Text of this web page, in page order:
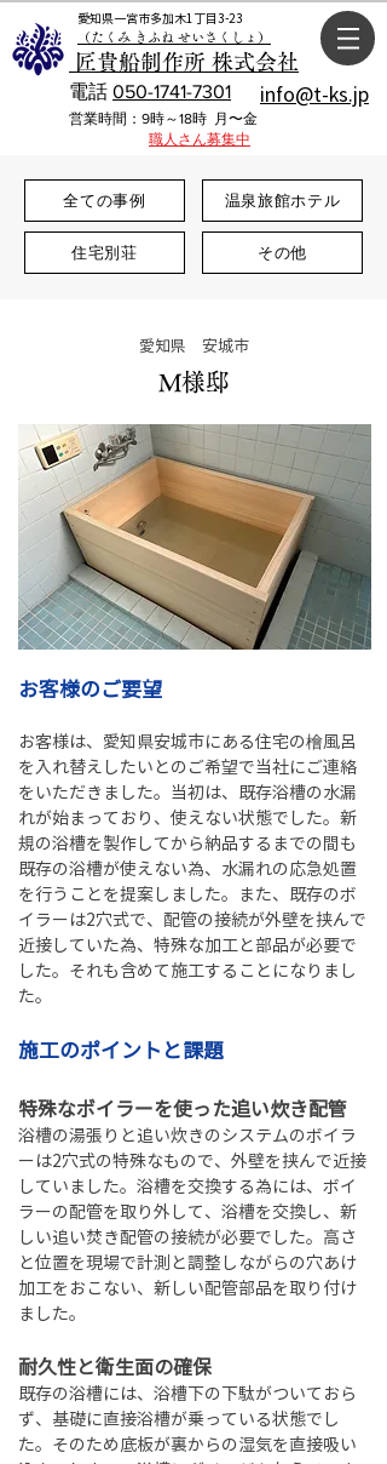
愛知県一宮市多加木1丁目3-23
（たくみ きふね せいさくしょ）
匠貴船制作所 株式会社
電話 050-1741-7301 info@t-ks.jp
​営業時間：9時～18時 月〜金
職人さん募集中
全ての事例
住宅別荘
温泉旅館ホテル
その他
愛知県 安城市
M様邸
お客様のご要望
お客様は、愛知県安城市にある住宅の檜風呂
を入れ替えしたいとのご希望で当社にご連絡
をいただきました。当初は、既存浴槽の水漏
れが始まっており、使えない状態でした。新
規の浴槽を製作してから納品するまでの間も
既存の浴槽が使えない為、水漏れの応急処置
を行うことを提案しました。また、既存のボ
イラーは2穴式で、配管の接続が外壁を挟んで
近接していた為、特殊な加工と部品が必要で
した。それも含めて施工することになりまし
た。
施工のポイントと課題
特殊なボイラーを使った追い炊き配管
浴槽の湯張りと追い炊きのシステムのボイラ
ーは2穴式の特殊なもので、外壁を挟んで近接
していました。浴槽を交換する為には、ボイ
ラーの配管を取り外して、浴槽を交換し、新
しい追い焚き配管の接続が必要でした。高さ
と位置を現場で計測と調整しながらの穴あけ
加工をおこない、新しい配管部品を取り付け
ました。
耐久性と衛生面の確保
既存の浴槽には、浴槽下の下駄がついておら
ず、基礎に直接浴槽が乗っている状態でし
た。そのため底板が裏からの湿気を直接吸い